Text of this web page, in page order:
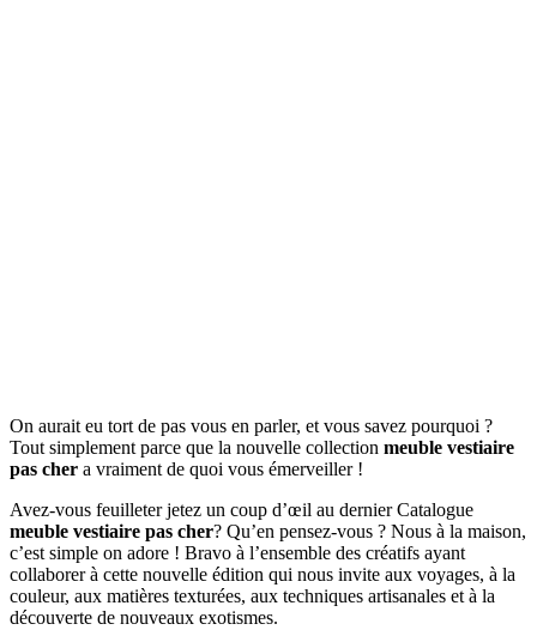
On aurait eu tort de pas vous en parler, et vous savez pourquoi ?
Tout simplement parce que la nouvelle collection meuble vestiaire
pas cher a vraiment de quoi vous émerveiller !
Avez-vous feuilleter jetez un coup d’œil au dernier Catalogue
meuble vestiaire pas cher? Qu’en pensez-vous ? Nous à la maison,
c’est simple on adore ! Bravo à l’ensemble des créatifs ayant
collaborer à cette nouvelle édition qui nous invite aux voyages, à la
couleur, aux matières texturées, aux techniques artisanales et à la
découverte de nouveaux exotismes.